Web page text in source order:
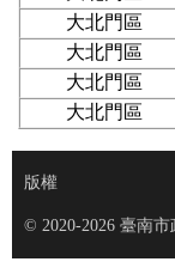
大北門區
大北門區
大北門區
大北門區
版權
© 2020-2026 臺南